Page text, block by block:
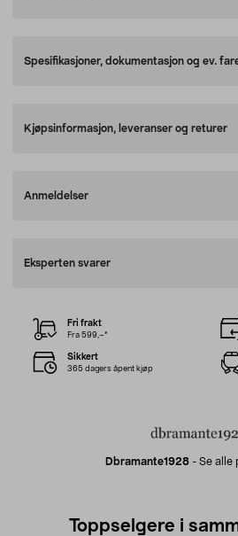
Spesifikasjoner, dokumentasjon og ev.
Kjøpsinformasjon, leveranser og returer
Anmeldelser
Eksperten svarer
Dbramante1928- Se alle
Fri frakt
Fra 599,–*
Sikkert
365 dagers åpent kjøp
Toppselgere i